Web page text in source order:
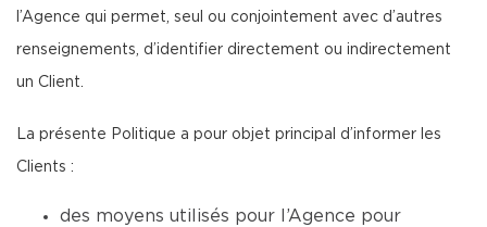
l’Agence qui permet, seul ou conjointement avec d’autres
renseignements, d’identifier directement ou indirectement
un Client.
La présente Politique a pour objet principal d’informer les
Clients :
des moyens utilisés pour l’Agence pour